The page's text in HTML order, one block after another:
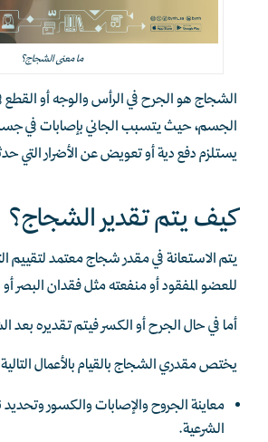
ما معنى الشجاج؟
الشجاج هو الجرح في الرأس والوجه أو القطع
الجسم، حيث يتسبب الجاني بإصابات في جسد
يستلزم دفع دية أو تعويض عن الأضرار التي
كيف يتم تقدير الشجاج؟
يتم الاستعانة في مقدر شجاج معتمد لتقييم
للعضو المفقود أو منفعته مثل فقدان البصر أو
أما في حال الجرح أو الكسر فيتم تقديره بعد
يختص مقدري الشجاج بالقيام بالأعمال
معاينة الجروح والإصابات والكسور
الشرعية.